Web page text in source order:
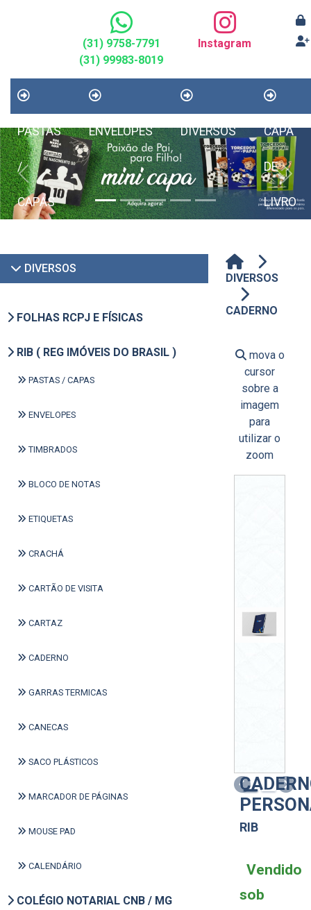
(31) 9758-7791
(31) 99983-8019
Instagram
PASTAS
/
CAPAS
ENVELOPES DIVERSOS CAPA
DE
LIVRO
Previous Next
DIVERSOS
FOLHAS RCPJ E FÍSICAS
RIB ( REG IMÓVEIS DO BRASIL )
PASTAS / CAPAS
ENVELOPES
TIMBRADOS
BLOCO DE NOTAS
ETIQUETAS
CRACHÁ
CARTÃO DE VISITA
CARTAZ
CADERNO
GARRAS TERMICAS
CANECAS
SACO PLÁSTICOS
MARCADOR DE PÁGINAS
MOUSE PAD
CALENDÁRIO
COLÉGIO NOTARIAL CNB / MG
DIVERSOS
CADERNO
mova o
cursor
sobre a
imagem
para
utilizar o
zoom
PreviousNext
RIB
Vendido
sob